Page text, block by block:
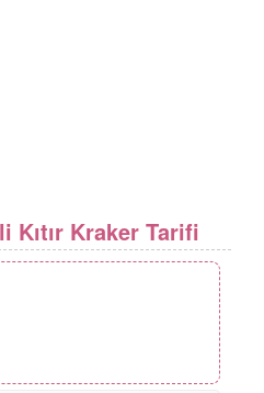
Kıtır Kraker Tarifi